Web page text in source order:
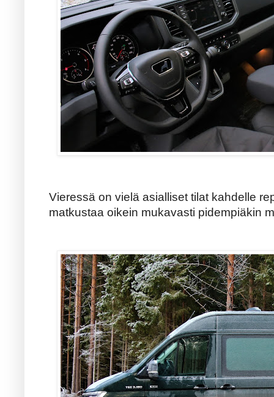
Vieressä on vielä asialliset tilat kahdelle
matkustaa oikein mukavasti pidempiäkin